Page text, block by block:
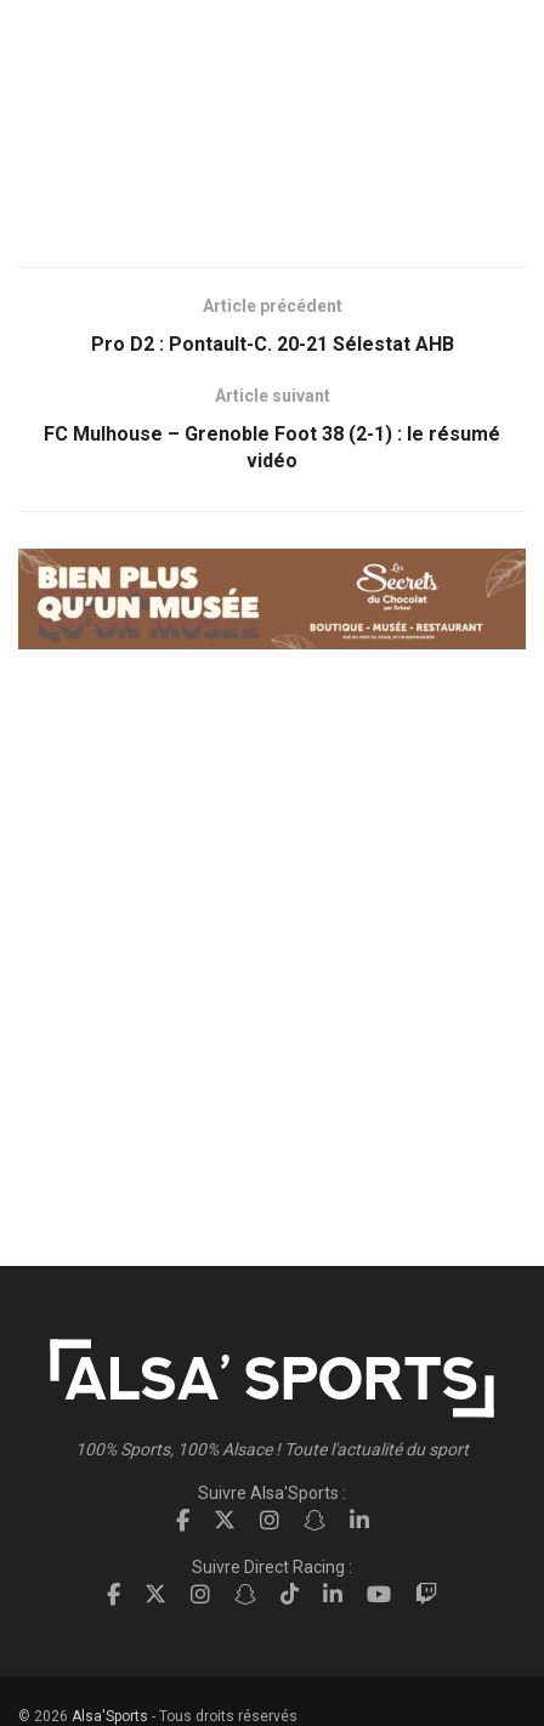
Article précédent
Pro D2 : Pontault-C. 20-21 Sélestat AHB
Article suivant
FC Mulhouse – Grenoble Foot 38 (2-1) : le résumé
vidéo
100% Sports, 100% Alsace ! Toute l'actualité du sport
Suivre Alsa'Sports :
Suivre Direct Racing :
© 2026 Alsa'Sports - Tous droits réservés